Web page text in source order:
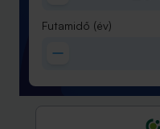
Futamidő (év)